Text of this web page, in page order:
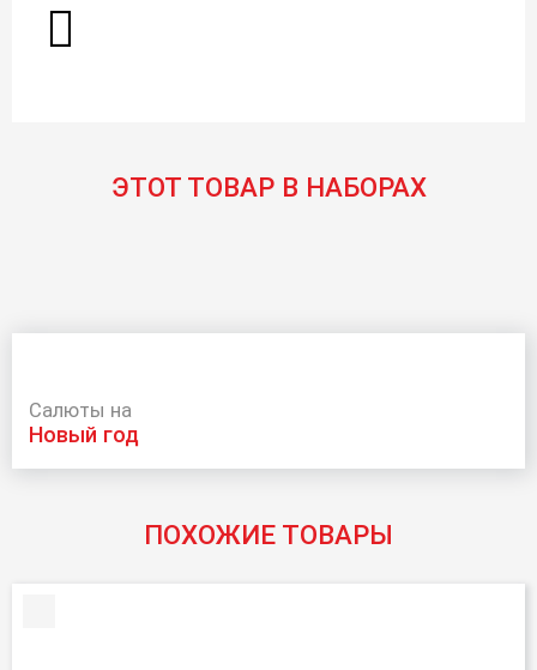
ЭТОТ ТОВАР В НАБОРАХ
Салюты на
новый год
ПОХОЖИЕ ТОВАРЫ